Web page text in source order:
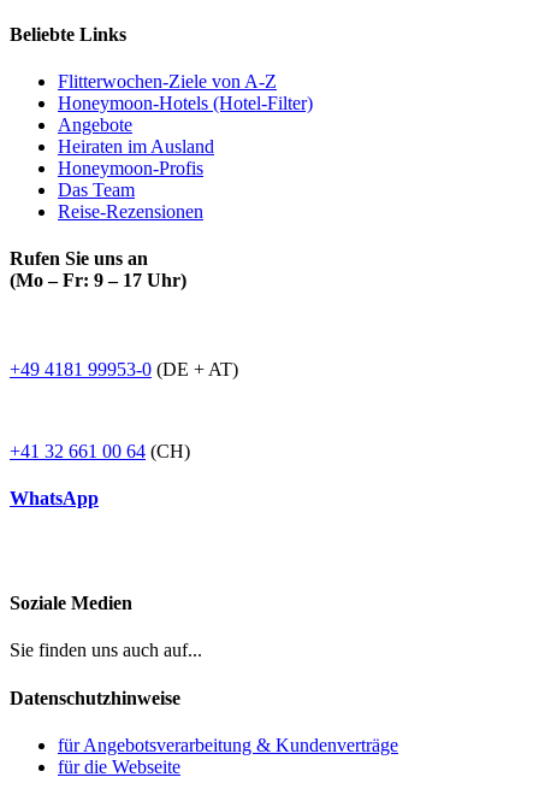
Beliebte Links
Flitterwochen-Ziele von A-Z
Honeymoon-Hotels (Hotel-Filter)
Angebote
Heiraten im Ausland
Honeymoon-Profis
Das Team
Reise-Rezensionen
Rufen Sie uns an
(Mo – Fr: 9 – 17 Uhr)
+49 4181 99953-0 (DE + AT)
+41 32 661 00 64 (CH)
WhatsApp
Soziale Medien
Sie finden uns auch auf...
Datenschutzhinweise
für Angebotsverarbeitung & Kundenverträge
für die Webseite